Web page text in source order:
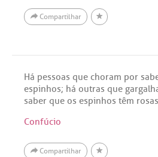
Compartilhar
Há pessoas que choram por
espinhos; há outras que
saber que os espinhos têm
Confúcio
Compartilhar